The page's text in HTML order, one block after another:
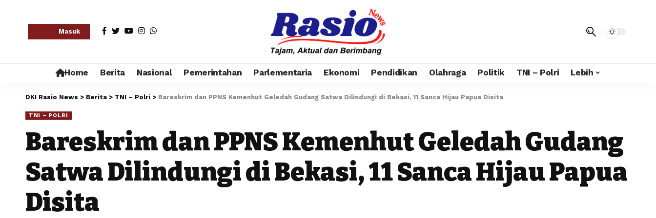
Masuk
Home Berita Nasional Pemerintahan Parlementaria Ekonomi Pendidikan Olahraga Politik TNI – Polri Lebih
DKI Rasio News > Berita > TNI – Polri > Bareskrim dan PPNS Kemenhut Geledah Gudang Satwa Dilindungi di Bekasi, 11 Sanca Hijau Papua Disita
TNI – POLRI
Bareskrim dan PPNS Kemenhut Geledah Gudang
Satwa Dilindungi di Bekasi, 11 Sanca Hijau Papua
Disita